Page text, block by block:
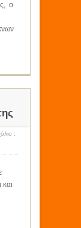
ο
:
και